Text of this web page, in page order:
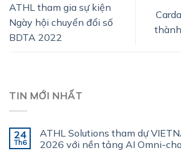
ATHL tham gia sự kiện
Ngày hội chuyển đổi số
BDTA 2022
TIN MỚI NHẤT
24
Th6
ATHL Solutions tham dự
2026 với nền tảng AI Omni-